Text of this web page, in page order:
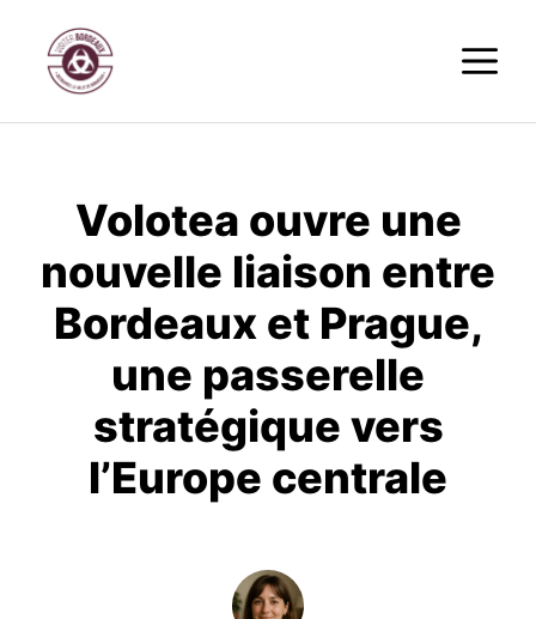
contenu
Volotea ouvre une
nouvelle liaison entre
Bordeaux et Prague,
une passerelle
stratégique vers
l’Europe centrale